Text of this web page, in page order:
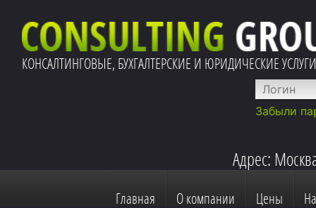
КОНСАЛТИНГОВЫЕ, БУХГАЛТЕРСКИЕ И ЮРИДИЧЕСКИЕ УСЛУГИ
Забыли
Адрес:
Главная О компании Цены